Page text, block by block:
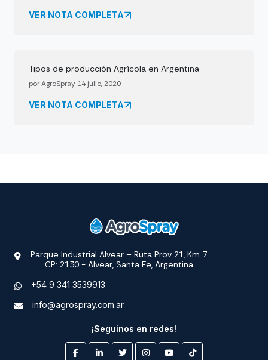
VER NOTA COMPLETA
Tipos de producción Agrícola en Argentina
por AgroSpray 14 julio, 2020
VER NOTA COMPLETA
Parque Industrial Alvear – Ruta Prov 21, Km 7
CP: 2130 - Alvear, Santa Fe, Argentina
+54 9 341 3539913
info@agrospray.com.ar
¡Seguinos en redes!